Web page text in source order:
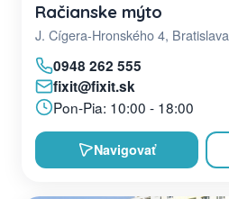
Račianske mýto
J. Cígera-Hronského 4, Bratislava
0948 262 555
fixit@fixit.sk
Pon-Pia: 10:00 - 18:00
Navigovať